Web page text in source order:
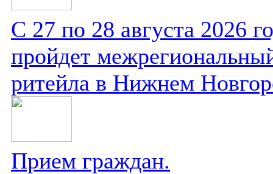
С 27 по 28 августа 2026
пройдет
ритейла в Нижнем
Прием граждан.